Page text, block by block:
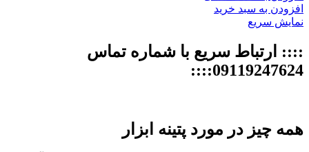
افزودن به سبد خرید
نمایش سریع
:::: ارتباط سریع با شماره تماس
09119247624::::
همه چیز در مورد پتینه ابزار